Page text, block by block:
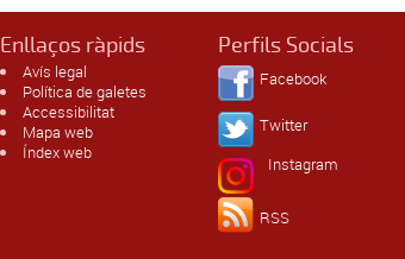
Enllaços ràpids
Avís legal
Política de galetes
Accessibilitat
Mapa web
Índex web
Perfils Socials
Facebook
Twitter
Instagram
RSS